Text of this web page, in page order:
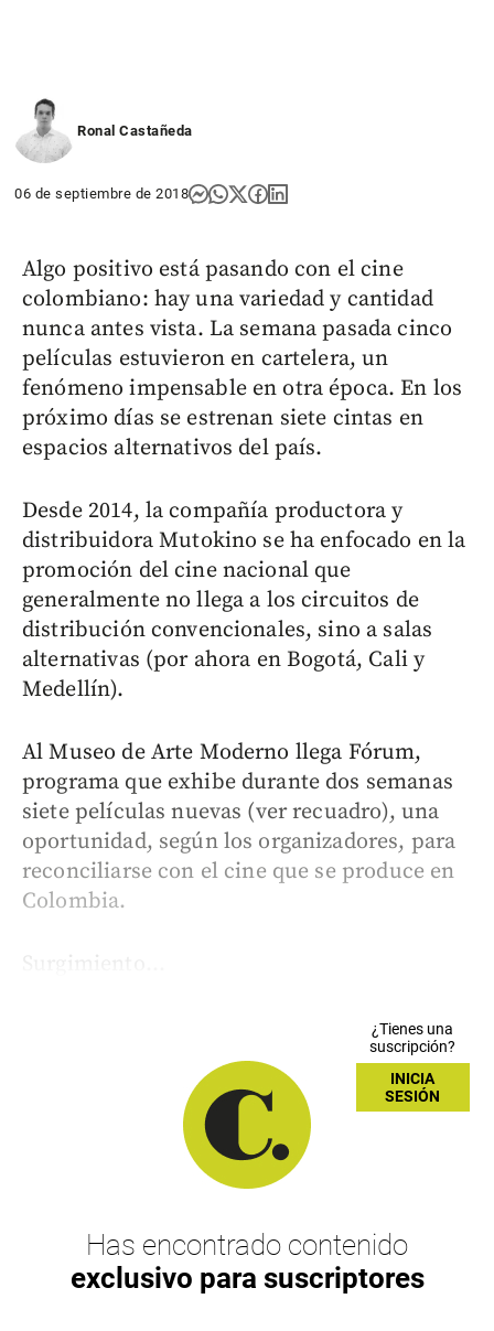
Ronal Castañeda
06 de septiembre de 2018
Algo positivo está pasando con el cine
colombiano: hay una variedad y cantidad
nunca antes vista. La semana pasada cinco
películas estuvieron en cartelera, un
fenómeno impensable en otra época. En los
próximo días se estrenan siete cintas en
espacios alternativos del país.
Desde 2014, la compañía productora y
distribuidora Mutokino se ha enfocado en la
promoción del cine nacional que
generalmente no llega a los circuitos de
distribución convencionales, sino a salas
alternativas (por ahora en Bogotá, Cali y
Medellín).
Al Museo de Arte Moderno llega Fórum,
programa que exhibe durante dos semanas
siete películas nuevas (ver recuadro), una
oportunidad, según los organizadores, para
reconciliarse con el cine que se produce en
Colombia.
Surgimiento...
¿Tienes una
suscripción?
INICIA
SESIÓN
Has encontrado contenido
exclusivo para suscriptores